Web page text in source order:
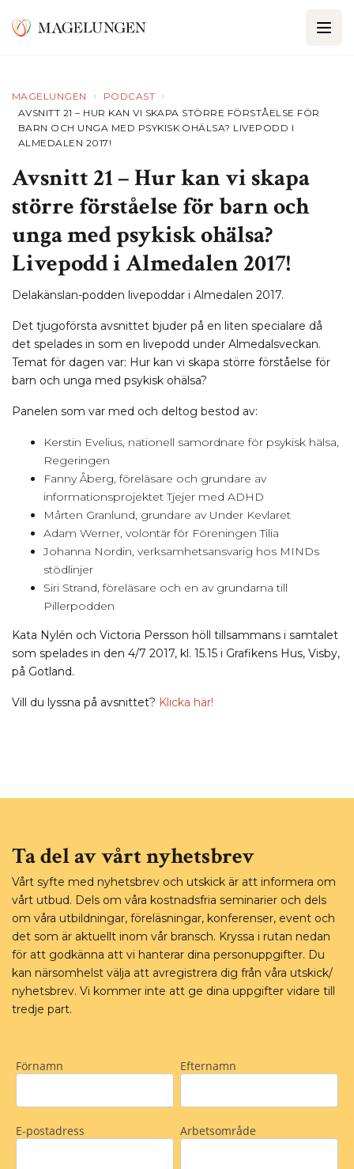
MAGELUNGEN › PODCAST ›
AVSNITT 21 – HUR KAN VI SKAPA STÖRRE FÖRSTÅELSE FÖR
BARN OCH UNGA MED PSYKISK OHÄLSA? LIVEPODD I
ALMEDALEN 2017!
Avsnitt 21 – Hur kan vi skapa
större förståelse för barn och
unga med psykisk ohälsa?
Livepodd i Almedalen 2017!
Delakänslan-podden livepoddar i Almedalen 2017.
Det tjugoförsta avsnittet bjuder på en liten specialare då
det spelades in som en livepodd under Almedalsveckan.
Temat för dagen var: Hur kan vi skapa större förståelse för
barn och unga med psykisk ohälsa?
Panelen som var med och deltog bestod av:
Kerstin Evelius, nationell samordnare för psykisk hälsa,
Regeringen
Fanny Åberg, föreläsare och grundare av
informationsprojektet Tjejer med ADHD
Mårten Granlund, grundare av Under Kevlaret
Adam Werner, volontär för Föreningen Tilia
Johanna Nordin, verksamhetsansvarig hos MINDs
stödlinjer
Siri Strand, föreläsare och en av grundarna till
Pillerpodden
Kata Nylén och Victoria Persson höll tillsammans i samtalet
som spelades in den 4/7 2017, kl. 15.15 i Grafikens Hus, Visby,
på Gotland.
Vill du lyssna på avsnittet? Klicka här!
Ta del av vårt nyhetsbrev
Vårt syfte med nyhetsbrev och utskick är att informera om
vårt utbud. Dels om våra kostnadsfria seminarier och dels
om våra utbildningar, föreläsningar, konferenser, event och
det som är aktuellt inom vår bransch. Kryssa i rutan nedan
för att godkänna att vi hanterar dina personuppgifter. Du
kan närsomhelst välja att avregistrera dig från våra utskick/
nyhetsbrev. Vi kommer inte att ge dina uppgifter vidare till
tredje part.